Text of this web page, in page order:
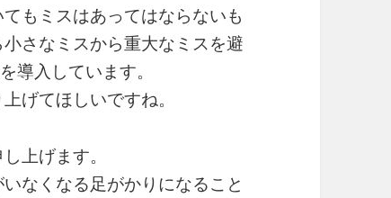
もミスはあってはならないも
さなミスから重大なミスを避
導入しています。
げてほしいですね。
上げます。
なくなる足がかりになること